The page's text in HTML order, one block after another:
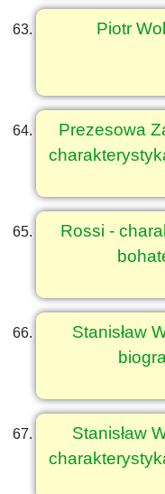
Piotr
Prezesowa
Rossi -
Stanisław
Stanisław